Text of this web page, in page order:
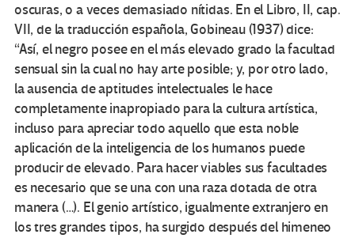
oscuras, o a veces demasiado nítidas. En el Libro, II, cap.
VII, de la traducción española, Gobineau (1937) dice:
“Así, el negro posee en el más elevado grado la facultad
sensual sin la cual no hay arte posible; y, por otro lado,
la ausencia de aptitudes intelectuales le hace
completamente inapropiado para la cultura artística,
incluso para apreciar todo aquello que esta noble
aplicación de la inteligencia de los humanos puede
producir de elevado. Para hacer viables sus facultades
es necesario que se una con una raza dotada de otra
manera (…). El genio artístico, igualmente extranjero en
los tres grandes tipos, ha surgido después del himeneo